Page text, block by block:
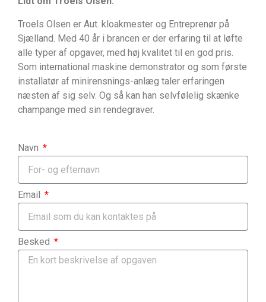
Troels Olsen er Aut. kloakmester og Entreprenør på
Sjælland. Med 40 år i brancen er der erfaring til at løfte
alle typer af opgaver, med høj kvalitet til en god pris.
Som international maskine demonstrator og som første
installatør af minirensnings-anlæg taler erfaringen
næsten af sig selv. Og så kan han selvfølelig skænke
champange med sin rendegraver.
Navn
Email
Besked